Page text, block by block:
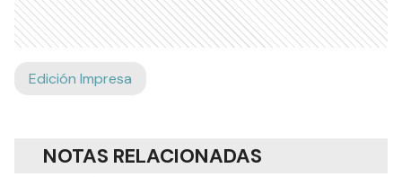
Edición Impresa
NOTAS RELACIONADAS